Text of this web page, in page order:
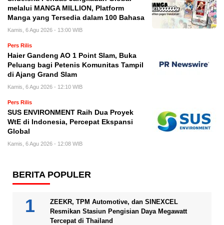
melalui MANGA MILLION, Platform
Manga yang Tersedia dalam 100 Bahasa
Kamis, 6 Agu 2026 - 13:00 WIB
Pers Rilis
Haier Gandeng AO 1 Point Slam, Buka
Peluang bagi Petenis Komunitas Tampil
di Ajang Grand Slam
Kamis, 6 Agu 2026 - 12:10 WIB
Pers Rilis
SUS ENVIRONMENT Raih Dua Proyek
WtE di Indonesia, Percepat Ekspansi
Global
Kamis, 6 Agu 2026 - 12:08 WIB
BERITA POPULER
ZEEKR, TPM Automotive, dan SINEXCEL
Resmikan Stasiun Pengisian Daya Megawatt
Tercepat di Thailand